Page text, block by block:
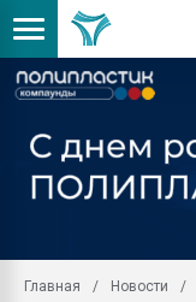
Главная
Новости